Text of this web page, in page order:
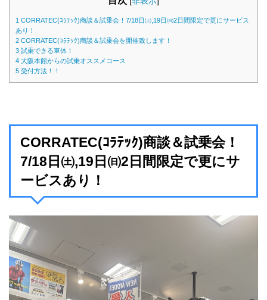
1 CORRATEC(ｺﾗﾃｯｸ)商談＆試乗会！7/18日㈯,19日㈰2日間限定で更にサービス
あり！
2 CORRATEC(ｺﾗﾃｯｸ)商談＆試乗会を開催致します！
3 試乗できる車体！
4 大阪本館からの試乗オススメコース
5 受付方法！！
CORRATEC(ｺﾗﾃｯｸ)商談＆試乗会！
7/18日㈯,19日㈰2日間限定で更にサ
ービスあり！